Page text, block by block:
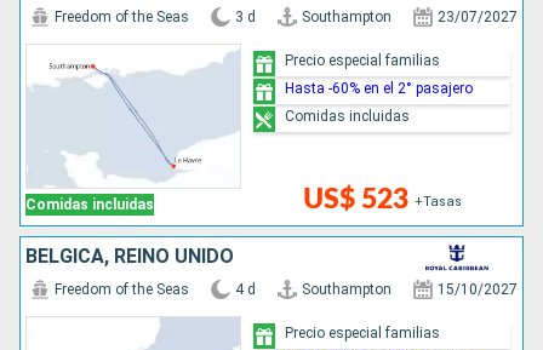
Comidas incluidas
Freedom of the Seas 3 d Southampton 23/07/2027
US$ 523 +Tasas
Precio especial familias
Hasta -60% en el 2° pasajero
Comidas incluidas
BÉLGICA, REINO UNIDO
Freedom of the Seas 4 d Southampton 15/10/2027
Precio especial familias